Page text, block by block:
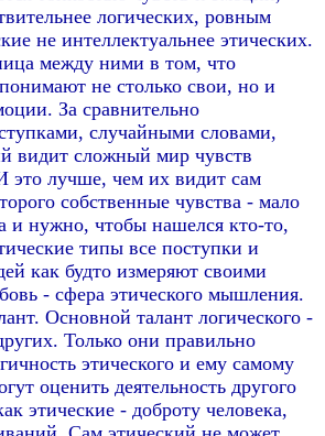
логических, ровным
не интеллектуальнее этических.
между ними в том, что
не столько свои, но и
За сравнительно
случайными словами,
видит сложный мир чувств
это лучше, чем их видит сам
собственные чувства - мало
и нужно, чтобы нашелся кто-то,
типы все поступки и
как будто измеряют своими
- сфера этического мышления.
Основной талант логического -
Только они правильно
этического и ему самому
оценить деятельность другого
этические - доброту человека,